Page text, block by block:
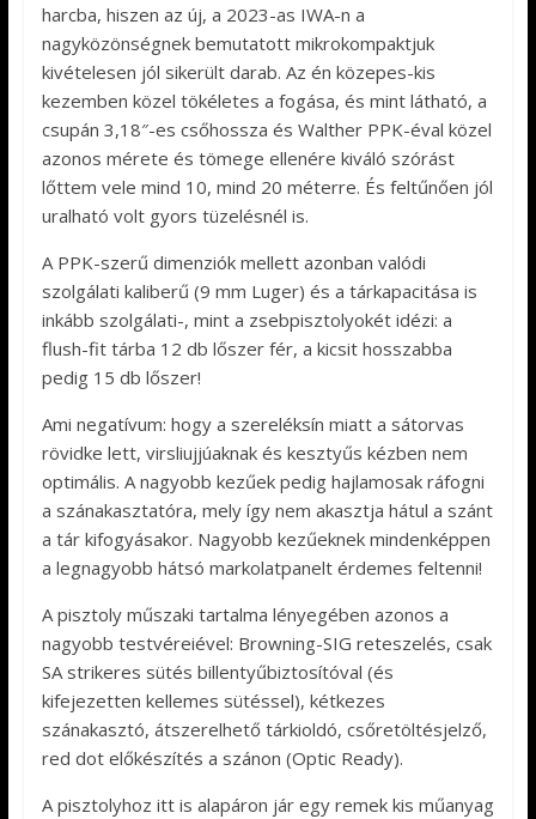
harcba, hiszen az új, a 2023-as IWA-n a
nagyközönségnek bemutatott mikrokompaktjuk
kivételesen jól sikerült darab. Az én közepes-kis
kezemben közel tökéletes a fogása, és mint látható, a
csupán 3,18″-es csőhossza és Walther PPK-éval közel
azonos mérete és tömege ellenére kiváló szórást
lőttem vele mind 10, mind 20 méterre. És feltűnően jól
uralható volt gyors tüzelésnél is.
A PPK-szerű dimenziók mellett azonban valódi
szolgálati kaliberű (9 mm Luger) és a tárkapacitása is
inkább szolgálati-, mint a zsebpisztolyokét idézi: a
flush-fit tárba 12 db lőszer fér, a kicsit hosszabba
pedig 15 db lőszer!
Ami negatívum: hogy a szereléksín miatt a sátorvas
rövidke lett, virsliujjúaknak és kesztyűs kézben nem
optimális. A nagyobb kezűek pedig hajlamosak ráfogni
a szánakasztatóra, mely így nem akasztja hátul a szánt
a tár kifogyásakor. Nagyobb kezűeknek mindenképpen
a legnagyobb hátsó markolatpanelt érdemes feltenni!
A pisztoly műszaki tartalma lényegében azonos a
nagyobb testvéreiével: Browning-SIG reteszelés, csak
SA strikeres sütés billentyűbiztosítóval (és
kifejezetten kellemes sütéssel), kétkezes
szánakasztó, átszerelhető tárkioldó, csőretöltésjelző,
red dot előkészítés a szánon (Optic Ready).
A pisztolyhoz itt is alapáron jár egy remek kis műanyag